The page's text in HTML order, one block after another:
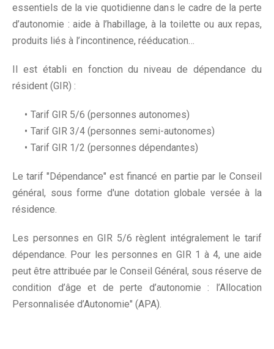
essentiels de la vie quotidienne dans le cadre de la perte
d’autonomie : aide à l’habillage, à la toilette ou aux repas,
produits liés à l’incontinence, rééducation…
Il est établi en fonction du niveau de dépendance du
résident (GIR) :
Tarif GIR 5/6 (personnes autonomes)
Tarif GIR 3/4 (personnes semi-autonomes)
Tarif GIR 1/2 (personnes dépendantes)
Le tarif "Dépendance" est financé en partie par le Conseil
général, sous forme d'une dotation globale versée à la
résidence.
Les personnes en GIR 5/6 règlent intégralement le tarif
dépendance. Pour les personnes en GIR 1 à 4, une aide
peut être attribuée par le Conseil Général, sous réserve de
condition d’âge et de perte d’autonomie : l’Allocation
Personnalisée d’Autonomie" (APA).